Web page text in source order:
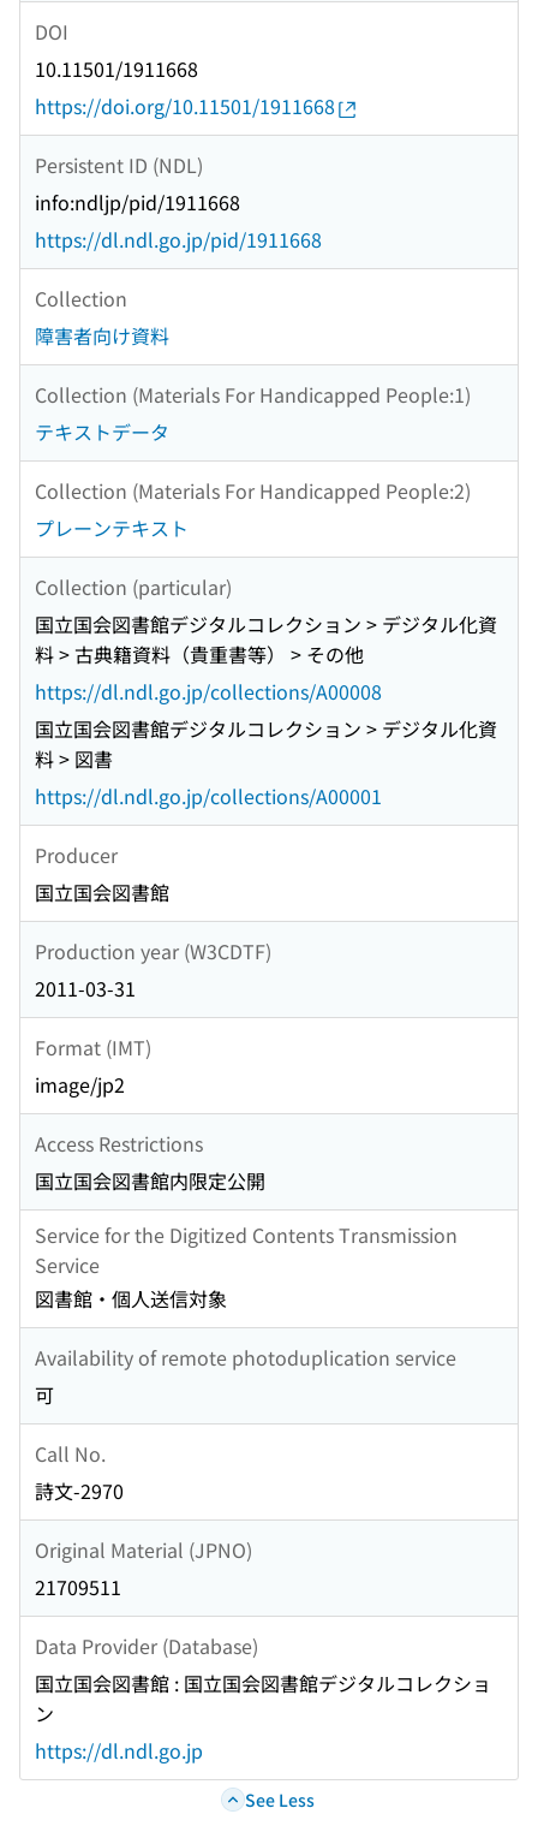
DOI
10.11501/1911668
https://doi.org/10.11501/1911668
Persistent ID (NDL)
info:ndljp/pid/1911668
https://dl.ndl.go.jp/pid/1911668
Collection
障害者向け資料
Collection (Materials For Handicapped People:1)
テキストデータ
Collection (Materials For Handicapped People:2)
プレーンテキスト
Collection (particular)
国立国会図書館デジタルコレクション > デジタル化資
料 > 古典籍資料（貴重書等） > その他
https://dl.ndl.go.jp/collections/A00008
国立国会図書館デジタルコレクション > デジタル化資
料 > 図書
https://dl.ndl.go.jp/collections/A00001
Producer
国立国会図書館
Production year (W3CDTF)
2011-03-31
Format (IMT)
image/jp2
Access Restrictions
国立国会図書館内限定公開
Service for the Digitized Contents Transmission
Service
図書館・個人送信対象
Availability of remote photoduplication service
可
Call No.
詩文-2970
Original Material (JPNO)
21709511
Data Provider (Database)
国立国会図書館 : 国立国会図書館デジタルコレクショ
ン
https://dl.ndl.go.jp
See Less